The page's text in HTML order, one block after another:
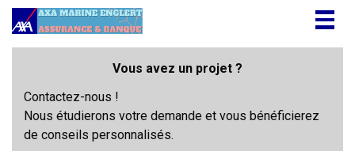
Vous avez un projet ?
Contactez-nous !
Nous étudierons votre demande et vous bénéficierez
de conseils personnalisés.